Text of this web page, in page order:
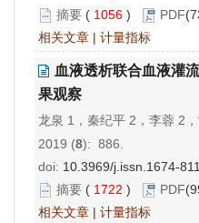
摘要 ( 1056 ) PDF
相关文章 | 计量指标
血液透析联合血液灌
果观察
龙泉 1，秦纪平 2，李蓉 2
2019 (8): 886.
doi: 10.3969/j.issn.1674-
摘要 ( 1722 ) PDF
相关文章 | 计量指标